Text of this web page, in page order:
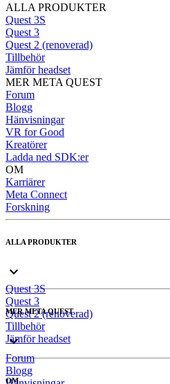
ALLA PRODUKTER
Quest 3S
Quest 3
Quest 2 (renoverad)
Tillbehör
Jämför headset
MER META QUEST
Forum
Blogg
Hänvisningar
VR for Good
Kreatörer
Ladda ned SDK:er
OM
Karriärer
Meta Connect
Forskning
ALLA PRODUKTER
Quest 3S
Quest 3
Quest 2 (renoverad)
Tillbehör
Jämför headset
MER META QUEST
Forum
Blogg
OM